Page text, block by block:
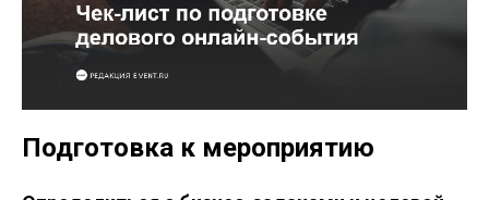
Подготовка к мероприятию